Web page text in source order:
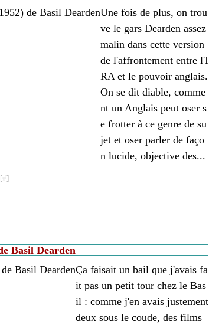
Une fois de plus, on trou
ve le gars Dearden assez
malin dans cette version
de l'affrontement entre l'I
RA et le pouvoir anglais.
On se dit diable, comme
nt un Anglais peut oser s
e frotter à ce genre de su
jet et oser parler de faço
n lucide, objective des...
]
Basil Dearden
Ça faisait un bail que j'avais fa
it pas un petit tour chez le Bas
il : comme j'en avais justement
deux sous le coude, des films